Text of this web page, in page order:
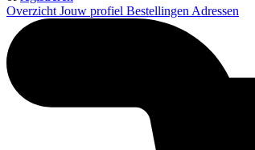
Overzicht Jouw profiel Bestellingen Adressen